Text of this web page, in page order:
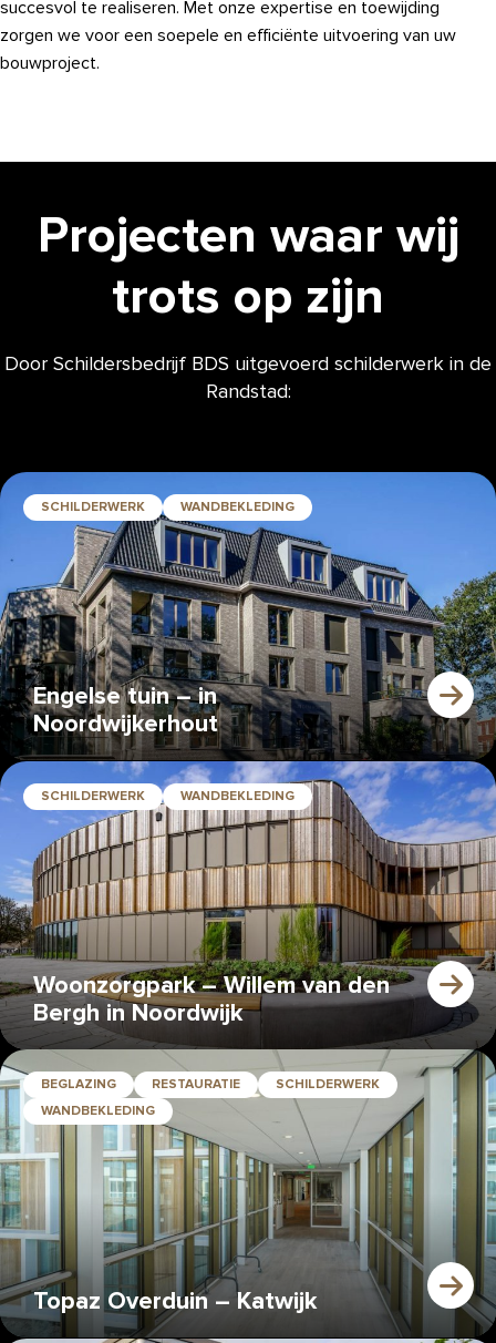
succesvol te realiseren. Met onze expertise en toewijding
zorgen we voor een soepele en efficiënte uitvoering van uw
bouwproject.
Projecten waar wij
trots op zijn
Door Schildersbedrijf BDS uitgevoerd schilderwerk in de
Randstad:
SCHILDERWERK WANDBEKLEDING
Engelse tuin – in
Noordwijkerhout
SCHILDERWERK WANDBEKLEDING
Woonzorgpark – Willem van den
Bergh in Noordwijk
BEGLAZING RESTAURATIE
SCHILDERWERK
WANDBEKLEDING
Topaz Overduin – Katwijk